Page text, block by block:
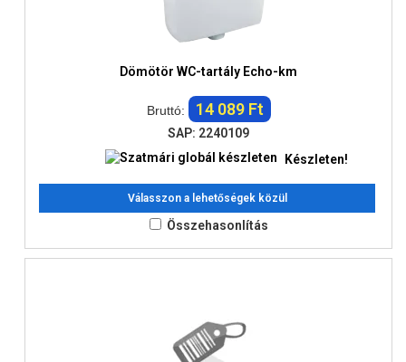
Dömötör WC-tartály Echo-km
Bruttó: 14 089 Ft
SAP: 2240109
Készleten!
Válasszon a lehetőségek közül
Összehasonlítás